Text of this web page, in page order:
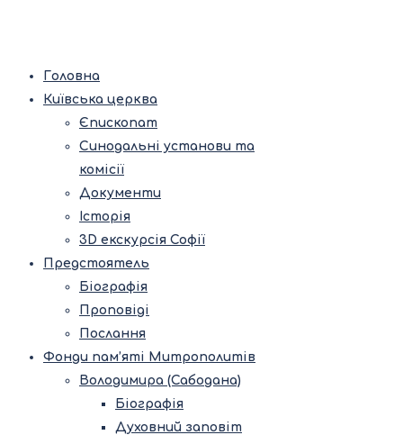
Головна
Київська церква
Єпископат
Синодальні установи та
комісії
Документи
Історія
3D екскурсія Софії
Предстоятель
Біографія
Проповіді
Послання
Фонди пам’яті Митрополитів
Володимира (Сабодана)
Біографія
Духовний заповіт